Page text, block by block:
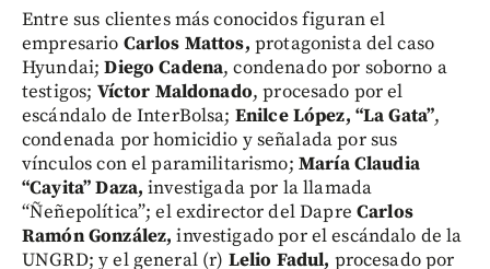
Entre sus clientes más conocidos figuran el
empresario Carlos Mattos, protagonista del caso
Hyundai;Diego Cadena, condenado por soborno a
testigos; Víctor Maldonado, procesado por el
escándalo de InterBolsa; Enilce López, “La Gata”,
condenada por homicidio y señalada por sus
vínculos con el paramilitarismo; María Claudia
“Cayita” Daza, investigada por la llamada
“Ñeñepolítica”; el exdirector del Dapre Carlos
Ramón González,investigado por el escándalo de la
UNGRD; y el general (r) Lelio Fadul, procesado por